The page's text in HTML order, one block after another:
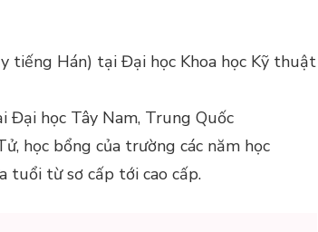
tiếng Hán) tại Đại học Khoa học Kỹ thuật
Đại học Tây Nam, Trung Quốc
học bổng của trường các năm học
tuổi từ sơ cấp tới cao cấp.